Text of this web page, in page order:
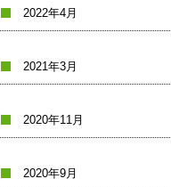
2022年4月
2021年3月
2020年11月
2020年9月